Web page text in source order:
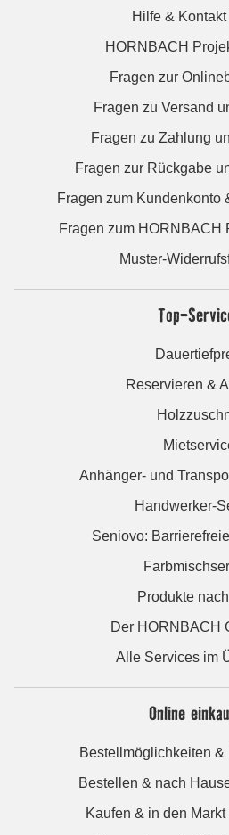
Hilfe & Kontakt
HORNBACH
Fragen zur
Fragen zu Versand
Fragen zu Zahlung
Fragen zur Rückgabe
Fragen zum Kundenkonto
Fragen zum HORNBACH
Muster-
Top-
Reservieren &
Anhänger- und
Handwerker-
Seniovo:
Produkte
Der HORNBACH
Alle Services im
Online
Bestellmöglichkeiten &
Bestellen & nach
Kaufen & in den